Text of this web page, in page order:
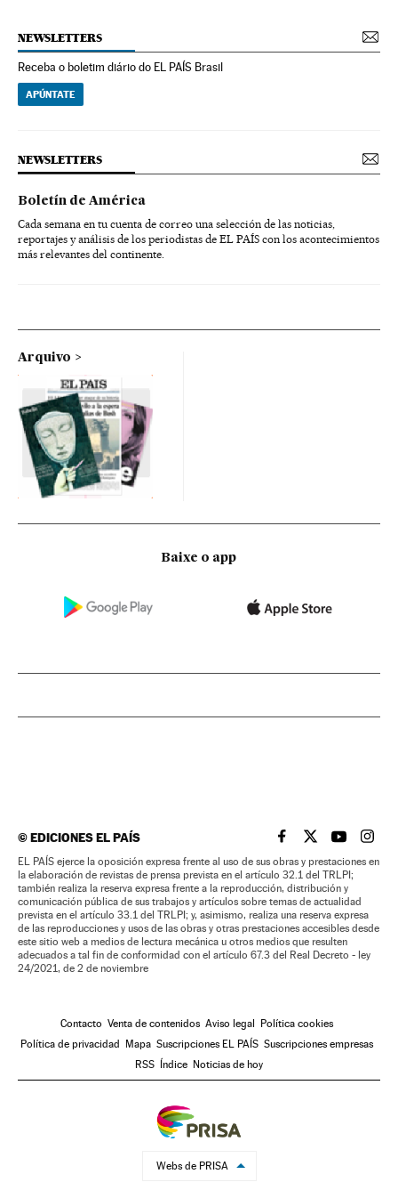
NEWSLETTERS
Receba o boletim diário do EL PAÍS Brasil
APÚNTATE
NEWSLETTERS
Boletín de América
Cada semana en tu cuenta de correo una selección de las noticias,
reportajes y análisis de los periodistas de EL PAÍS con los acontecimientos
más relevantes del continente.
Arquivo
Baixe o app
©EDICIONES EL PAÍS EL PAÍS BRASIL EN
EL PAÍSEL PAÍS
EL
EL PAÍS ejerce la oposición expresa frente al uso de sus obras y prestaciones en
la elaboración de revistas de prensa prevista en el artículo 32.1 del TRLPI;
también realiza la reserva expresa frente a la reproducción, distribución y
comunicación pública de sus trabajos y artículos sobre temas de actualidad
prevista en el artículo 33.1 del TRLPI; y, asimismo, realiza una reserva expresa
de las reproducciones y usos de las obras y otras prestaciones accesibles desde
este sitio web a medios de lectura mecánica u otros medios que resulten
adecuados a tal fin de conformidad con el artículo 67.3 del Real Decreto - ley
24/2021, de 2 de noviembre
Contacto Venta de contenidos Aviso legal Política cookies
Política de privacidad Mapa Suscripciones EL PAÍS Suscripciones empresas
RSS Índice Noticias de hoy
Webs de PRISA